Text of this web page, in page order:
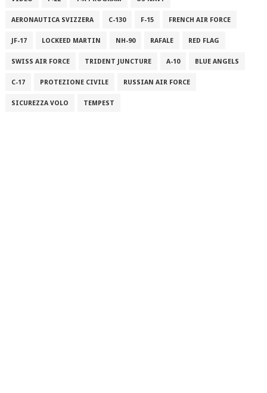
AERONAUTICA SVIZZERA C-130 F-15 FRENCH AIR FORCE
JF-17 LOCKEED MARTIN NH-90 RAFALE RED FLAG
SWISS AIR FORCE TRIDENT JUNCTURE A-10 BLUE ANGELS
C-17 PROTEZIONE CIVILE RUSSIAN AIR FORCE
SICUREZZA VOLO TEMPEST